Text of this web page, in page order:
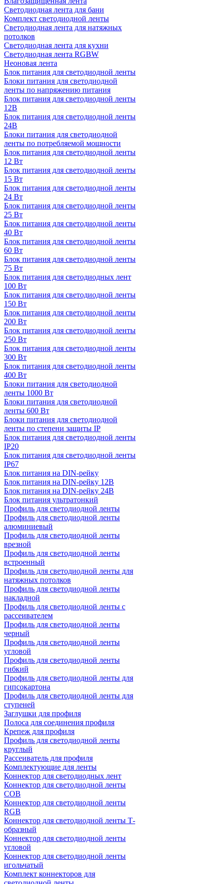
Светодиодная лента для бани
Комплект светодиодной ленты
Светодиодная лента для натяжных
потолков
Светодиодная лента для кухни
Светодиодная лента RGBW
Неоновая лента
Блок питания для светодиодной ленты
Блоки питания для светодиодной
ленты по напряжению питания
Блок питания для светодиодной ленты
12В
Блок питания для светодиодной ленты
24В
Блоки питания для светодиодной
ленты по потребляемой мощности
Блок питания для светодиодной ленты
12 Вт
Блок питания для светодиодной ленты
15 Вт
Блок питания для светодиодной ленты
24 Вт
Блок питания для светодиодной ленты
25 Вт
Блок питания для светодиодной ленты
40 Вт
Блок питания для светодиодной ленты
60 Вт
Блок питания для светодиодной ленты
75 Вт
Блок питания для светодиодных лент
100 Вт
Блок питания для светодиодной ленты
150 Вт
Блок питания для светодиодной ленты
200 Вт
Блок питания для светодиодной ленты
250 Вт
Блок питания для светодиодной ленты
300 Вт
Блок питания для светодиодной ленты
400 Вт
Блоки питания для светодиодной
ленты 1000 Вт
Блоки питания для светодиодной
ленты 600 Вт
Блоки питания для светодиодной
ленты по степени защиты IP
Блок питания для светодиодной ленты
IP20
Блок питания для светодиодной ленты
IP67
Блок питания на DIN-рейку
Блок питания на DIN-рейку 12В
Блок питания на DIN-рейку 24В
Блок питания ультратонкий
Профиль для светодиодной ленты
Профиль для светодиодной ленты
алюминиевый
Профиль для светодиодной ленты
врезной
Профиль для светодиодной ленты
встроенный
Профиль для светодиодной ленты для
натяжных потолков
Профиль для светодиодной ленты
накладной
Профиль для светодиодной ленты с
рассеивателем
Профиль для светодиодной ленты
черный
Профиль для светодиодной ленты
угловой
Профиль для светодиодной ленты
гибкий
Профиль для светодиодной ленты для
гипсокартона
Профиль для светодиодной ленты для
ступеней
Заглушки для профиля
Полоса для соединения профиля
Крепеж для профиля
Профиль для светодиодной ленты
круглый
Рассеиватель для профиля
Комплектующие для ленты
Коннектор для светодиодных лент
Коннектор для светодиодной ленты
COB
Коннектор для светодиодной ленты
RGB
Коннектор для светодиодной ленты Т-
образный
Коннектор для светодиодной ленты
угловой
Коннектор для светодиодной ленты
игольчатый
Комплект коннекторов для